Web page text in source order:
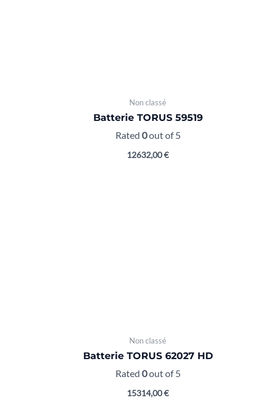
Non classé
Batterie TORUS 59519
Rated 0out of 5
12632,00€
Non classé
Batterie TORUS 62027 HD
Rated 0out of 5
15314,00€